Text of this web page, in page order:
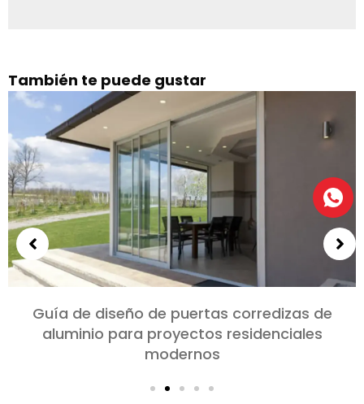
También te puede gustar
Elección de puertas de aluminio para
dormitorios y salones: Comodidad, Estilo, y
privacidad